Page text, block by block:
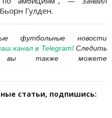
Гулден.
футбольные новости
канал в Telegram! Следить
также можете
статьи, подпишись: